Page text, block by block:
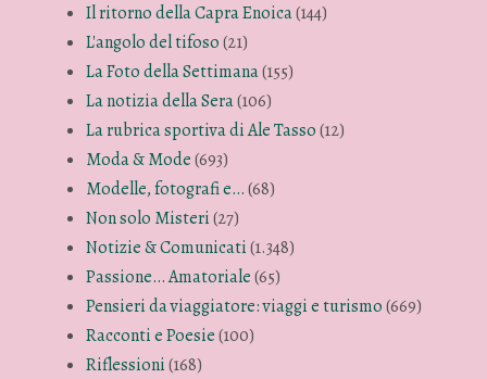
Il ritorno della Capra Enoica(144)
L'angolo del tifoso(21)
La Foto della Settimana(155)
La notizia della Sera(106)
La rubrica sportiva di Ale Tasso(12)
Moda & Mode(693)
Modelle, fotografi e…(68)
Non solo Misteri(27)
Notizie & Comunicati(1.348)
Passione… Amatoriale(65)
Pensieri da viaggiatore: viaggi e turismo(669)
Racconti e Poesie(100)
Riflessioni(168)